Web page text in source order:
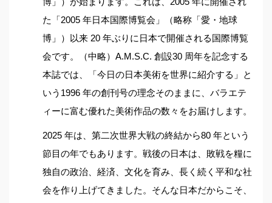
た「2005 年日本国際博覧会」（略称「愛・地球
博」）以来 20 年ぶりに日本で開催される国際博覧
会です。（中略）A.M.S.C. 創設30 周年を記念する
本誌では、「今日の日本美術を世界に紹介する」と
いう1996 年の創刊号の理念そのままに、バラエテ
ィーに富む優れた美術作品の数々をお届けします。
2025 年は、第二次世界大戦の終結から80 年という
節目の年でもあります。戦後の日本は、敗戦を糧に
独自の政治、経済、文化を育み、長く続く平和な社
会を作り上げてきました。そんな日本だからこそ、